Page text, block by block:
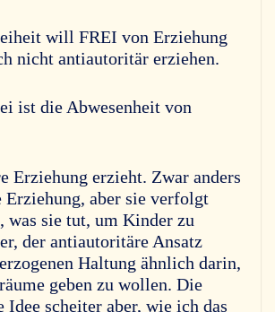
will FREI von Erziehung
nicht antiautoritär erziehen.
ist die Abwesenheit von
Erziehung erzieht. Zwar anders
Erziehung, aber sie verfolgt
was sie tut, um Kinder zu
der antiautoritäre Ansatz
Haltung ähnlich darin,
geben zu wollen. Die
Idee scheiter aber, wie ich das